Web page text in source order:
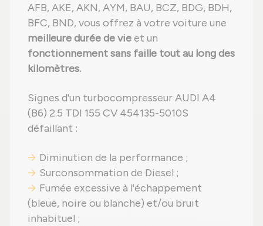
AFB, AKE, AKN, AYM, BAU, BCZ, BDG, BDH,
BFC, BND, vous offrez à votre voiture une
meilleure durée de vieet un
fonctionnement sans faille tout au long des
kilomètres.
Signes d'un turbocompresseur AUDI A4
(B6) 2.5 TDI 155 CV 454135-5010S
défaillant :
Diminution de la performance ;
Surconsommation de Diesel ;
Fumée excessive à l'échappement
(bleue, noire ou blanche) et/ou bruit
inhabituel ;